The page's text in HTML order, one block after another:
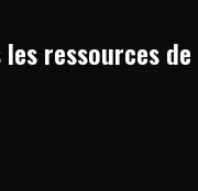
ressources de